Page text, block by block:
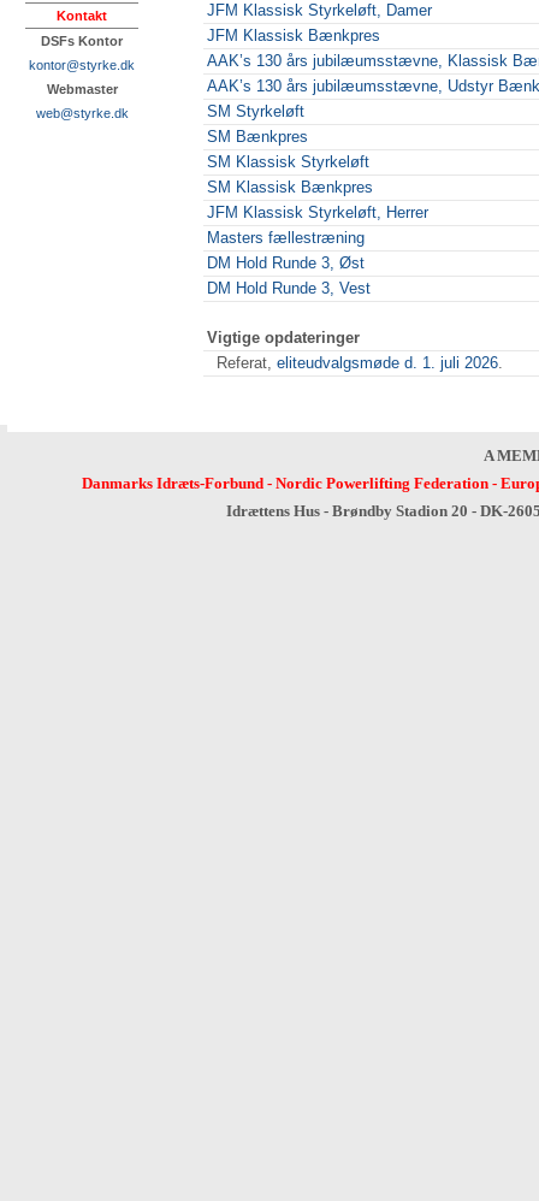
Kontakt
DSFs Kontor
kontor@styrke.dk
Webmaster
web@styrke.dk
JFM Klassisk Styrkeløft, Damer
JFM Klassisk Bænkpres
AAK’s 130 års jubilæumsstævne, Klassisk
AAK’s 130 års jubilæumsstævne, Udstyr
SM Styrkeløft
SM Bænkpres
SM Klassisk Styrkeløft
SM Klassisk Bænkpres
JFM Klassisk Styrkeløft, Herrer
Masters fællestræning
DM Hold Runde 3, Øst
DM Hold Runde 3, Vest
Vigtige opdateringer
Referat, eliteudvalgsmøde d. 1. juli 2026.
A
Danmarks Idræts-Forbund- Nordic Powerlifting Federation-
Idrættens Hus - Brøndby Stadion 20 - DK-